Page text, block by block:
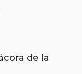
de la